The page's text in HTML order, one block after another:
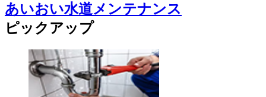
あいおい水道メンテナンス
ピックアップ